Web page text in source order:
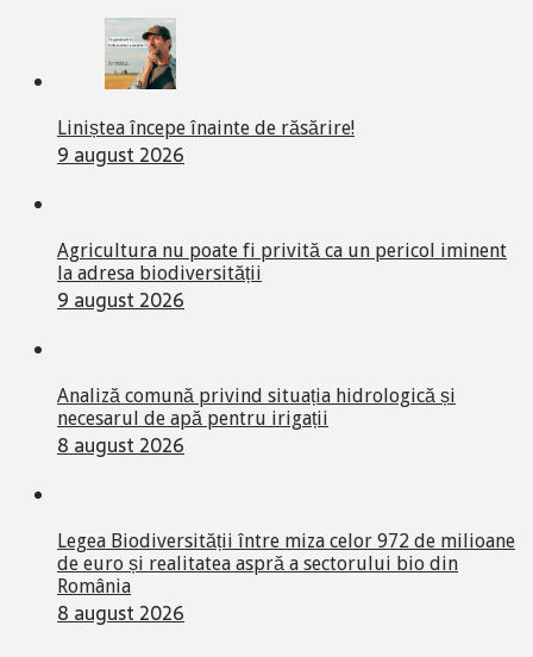
Liniștea începe înainte de răsărire!
9 august 2026
Agricultura nu poate fi privită ca un pericol iminent
la adresa biodiversității
9 august 2026
Analiză comună privind situația hidrologică și
necesarul de apă pentru irigații
8 august 2026
Legea Biodiversității între miza celor 972 de milioane
de euro și realitatea aspră a sectorului bio din
România
8 august 2026